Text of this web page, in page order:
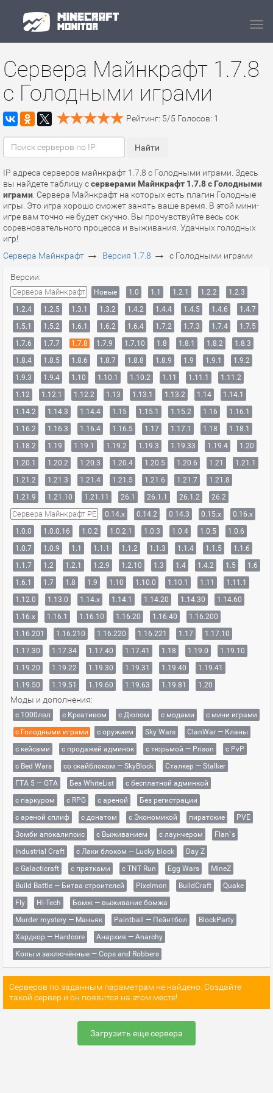
Сервера Майнкрафт 1.7.8
с Голодными играми
Рейтинг: 5/5 Голосов: 1
IP адреса серверов майнкрафт 1.7.8 с Голодными играми. Здесь
вы найдете таблицу ссерверами Майнкрафт 1.7.8 с Голодными
играми . Сервера Майнкрафт на которых есть плагин Голодные
игры. Это игра хорошо сможет занять ваше время. В этой мини-
игре вам точно не будет скучно. Вы прочувствуйте весь сок
соревновательного процесса и выживания. Удачных голодных
игр!
Сервера Майнкрафт → Версия 1.7.8 → с Голодными играми
Версии:
Сервера Майнкрафт Новые 1.0 1.1 1.2.1 1.2.2
1.2.3
1.2.4
1.2.5 1.3.1 1.3.2 1.4.2 1.4.4 1.4.5 1.4.6
1.4.7
1.5.1
1.5.2 1.6.1 1.6.2 1.6.4 1.7.2 1.7.3 1.7.4
1.7.5
1.7.6
1.7.7 1.7.8 1.7.9 1.7.10 1.8 1.8.1 1.8.2
1.8.3
1.8.4
1.8.5 1.8.6 1.8.7 1.8.8 1.8.9 1.9 1.9.1
1.9.2
1.9.3
1.9.4 1.10 1.10.1 1.10.2 1.11 1.11.1
1.11.2
1.12
1.12.1 1.12.2 1.13 1.13.1 1.13.2 1.14
1.14.1
1.14.2
1.14.3 1.14.4 1.15 1.15.1 1.15.2 1.16
1.16.1
1.16.2
1.16.3 1.16.4 1.16.5 1.17 1.17.1 1.18
1.18.1
1.18.2
1.19 1.19.1 1.19.2 1.19.3 1.19.33 1.19.4
1.20
1.20.1
1.20.2 1.20.3 1.20.4 1.20.5 1.20.6 1.21
1.21.1
1.21.2
1.21.3 1.21.4 1.21.5 1.21.6 1.21.7
1.21.8
1.21.9
1.21.10 1.21.11 26.1 26.1.1 26.1.2 26.2
Сервера Майнкрафт PE 0.14.x 0.14.2 0.14.3 0.15.x
0.16.x
1.0.0
1.0.0.16 1.0.2 1.0.2.1 1.0.3 1.0.4 1.0.5
1.0.6
1.0.7
1.0.9 1.1 1.1.1 1.1.2 1.1.3 1.1.4 1.1.5
1.1.6
1.1.7
1.2 1.2.1 1.2.9 1.2.10 1.3 1.4 1.4.2 1.5
1.6
1.6.1
1.7 1.8 1.9 1.10 1.10.0 1.10.1 1.11
1.11.1
1.12.0
1.13.0 1.14.x 1.14.1 1.14.20 1.14.30
1.14.60
1.16.x
1.16.1 1.16.10 1.16.20 1.16.40
1.16.200
1.16.201
1.16.210 1.16.220 1.16.221 1.17
1.17.10
1.17.30
1.17.34 1.17.40 1.17.41 1.18 1.19.0
1.19.10
1.19.20
1.19.22 1.19.30 1.19.31 1.19.40
1.19.41
1.19.50
1.19.51 1.19.60 1.19.63 1.19.81 1.20
Моды и дополнения:
с 1000лвл c Креативом с Дюпом с модами
с мини играми
с Голодными играми
с оружием Sky Wars
ClanWar — Кланы
с кейсами
с продажей админок с тюрьмой — Prison
с PvP
с Bed Wars
со скайблоком — SkyBlock
Сталкер — Stalker
ГТА 5 — GTA
Без WhiteList
с бесплатной админкой
с паркуром
с RPG с ареной
Без регистрации
с ареной сплиф
с донатом с Экономикой пиратские
PVE
Зомби апокалипсис
с Выживанием с лаунчером
Flan`s
Industrial Craft
с Лаки блоком — Lucky block
Day Z
с Galacticraft
с прятками с TNT Run Egg Wars
MineZ
Build Battle — Битва строителей
Pixelmon BuildCraft
Quake
Fly
Hi-Tech
Бомж — выживание бомжа
Murder mystery — Маньяк
Paintball — Пейнтбол
BlockParty
Хардкор — Hardcore
Анархия — Anarchy
Копы и заключённые — Cops and Robbers
Серверов по заданным параметрам не найдено. Создайте
такой сервер и он появится на этом месте!
Загрузить еще сервера